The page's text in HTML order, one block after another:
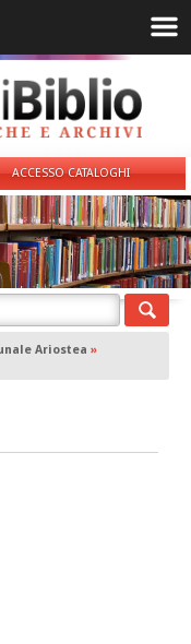
ACCESSO CATALOGHI
Ariostea »